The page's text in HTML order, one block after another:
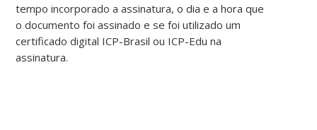
tempo incorporado a assinatura, o dia e a hora que
o documento foi assinado e se foi utilizado um
certificado digital ICP-Brasil ou ICP-Edu na
assinatura.